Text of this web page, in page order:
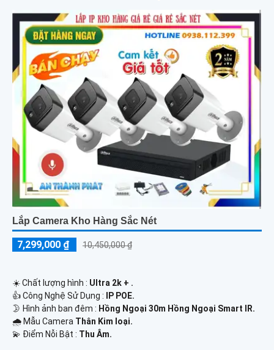
Lắp Camera Kho Hàng Sắc Nét
7,299,000 ₫ 10,450,000 ₫
☀️ Chất lượng hình : Ultra 2k + .
👍 Công Nghệ Sử Dụng :
IP POE.
🌛 Hình ảnh ban đêm : Hồng Ngoại 30m Hồng Ngoại Smart IR.
🌧️ Mẫu Camera Thân Kim loại.
️💫 Điểm Nỗi Bật : Thu Âm.